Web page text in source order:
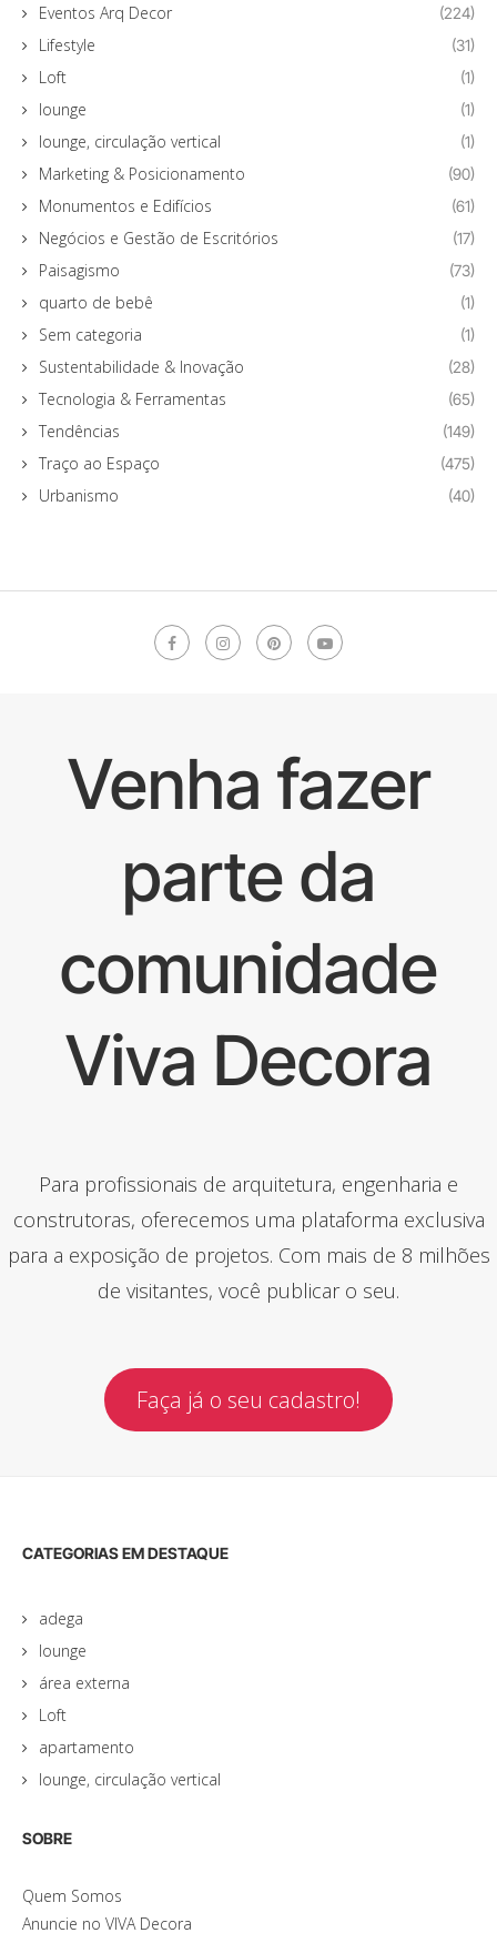
Eventos Arq Decor (224)
Lifestyle (31)
Loft (1)
lounge (1)
lounge, circulação vertical (1)
Marketing & Posicionamento (90)
Monumentos e Edifícios (61)
Negócios e Gestão de Escritórios (17)
Paisagismo (73)
quarto de bebê (1)
Sem categoria (1)
Sustentabilidade & Inovação (28)
Tecnologia & Ferramentas (65)
Tendências (149)
Traço ao Espaço (475)
Urbanismo (40)
Venha fazer
parte da
comunidade
Viva Decora
Para profissionais de arquitetura, engenharia e
construtoras, oferecemos uma plataforma exclusiva
para a exposição de projetos. Com mais de 8 milhões
de visitantes, você publicar o seu.
Faça já o seu cadastro!
CATEGORIAS EM DESTAQUE
adega
lounge
área externa
Loft
apartamento
lounge, circulação vertical
SOBRE
Quem Somos
Anuncie no VIVA Decora